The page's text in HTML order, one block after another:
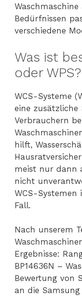
Bedürfnissen
verschiedene
Was ist
oder WPS?
WCS-Systeme
eine zusätzliche
Verbrauchern
hilft,
meist nur dann
nicht
WCS-Systemen
Fall.
Nach unserem
Ergebnisse:
BP14636N –
Bewertung von
an die Samsung